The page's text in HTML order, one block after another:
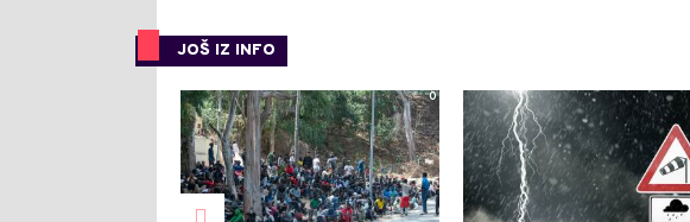
JOŠ IZ INFO
0